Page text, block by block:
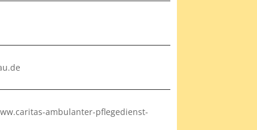
ambulanter-pflegedienst-